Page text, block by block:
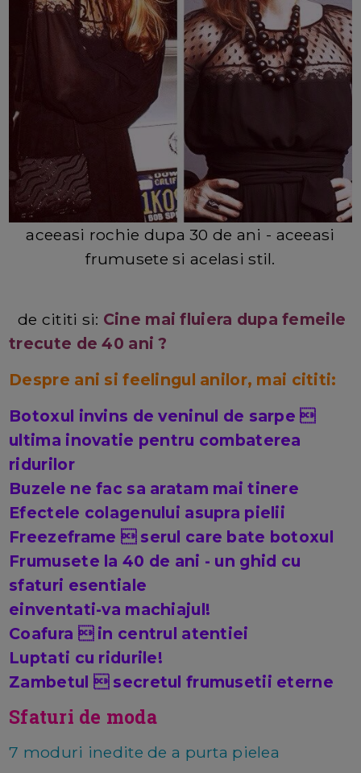
aceeasi rochie dupa 30 de ani - aceeasi
frumusete si acelasi stil.
de cititi si: Cine mai fluiera dupa femeile
trecute de 40 ani ?
Despre ani si feelingul anilor, mai cititi:
Botoxul invins de veninul de sarpe 
ultima inovatie pentru combaterea
ridurilor
Buzele ne fac sa aratam mai tinere
Efectele colagenului asupra pielii
Freezeframe  serul care bate botoxul
Frumusete la 40 de ani - un ghid cu
sfaturi esentiale
einventati-va machiajul!
Coafura  in centrul atentiei
Luptati cu ridurile!
Zambetul  secretul frumusetii eterne
Sfaturi de moda
7 moduri inedite de a purta pielea